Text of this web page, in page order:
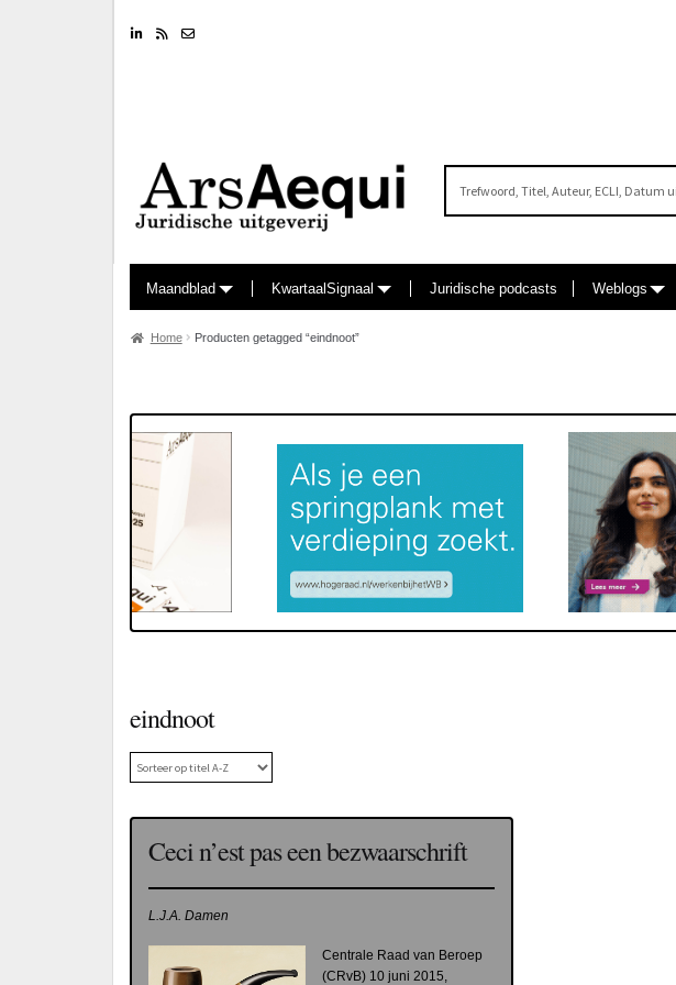
LinkedinRSS feed
Maandblad KwartaalSignaal Juridische podcasts Weblogs
Home Producten getagged “eindnoot”
eindnoot
Ceci n’est pas een bezwaarschrift
L.J.A. Damen
Centrale Raad van Beroep
(CRvB) 10 juni 2015,